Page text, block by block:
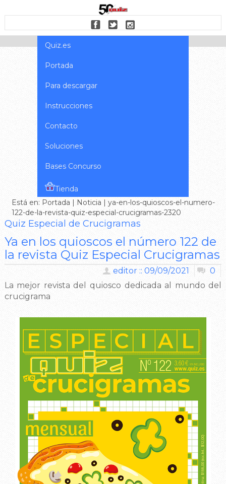
Quiz.es
Portada
Para descargar
Instrucciones
Contacto
Soluciones
Bases Concurso
Tienda
Está en: Portada | Noticia | ya-en-los-quioscos-el-numero-
122-de-la-revista-quiz-especial-crucigramas-2320
Quiz Especial de Crucigramas
Ya en los quioscos el número 122 de
la revista Quiz Especial Crucigramas
0
editor :: 09/09/2021
La mejor revista del quiosco dedicada al mundo del
crucigrama